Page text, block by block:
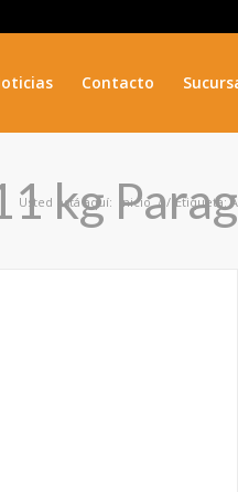
Contacto
kg
Usted está aquí: Inicio / / Etiqueta: